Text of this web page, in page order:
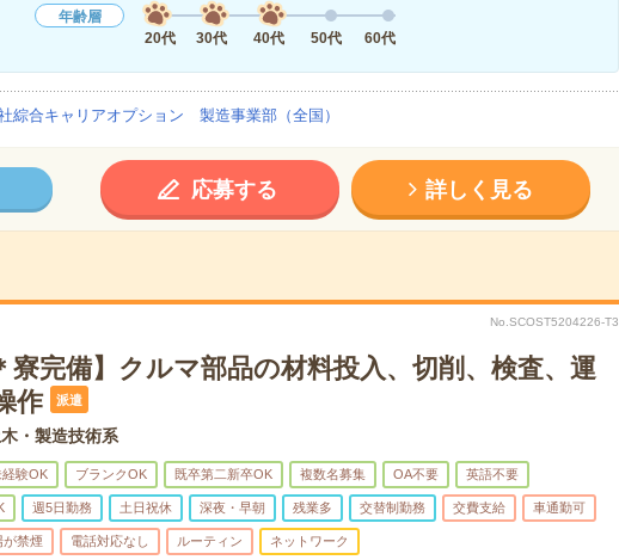
年齢層
20代
30代 40代 50代 60代
綜合キャリアオプション 製造事業部（全国）
応募する 詳しく見る
No.SCOST5204226-T3
寮完備】クルマ部品の材料投入、切削、検査、運
作
派遣
・製造技術系
験OK ブランクOK 既卒第二新卒OK 複数名募集 OA不要 英語不要
週5日勤務 土日祝休 深夜・早朝 残業多 交替制勤務 交費支給 車通勤可
が禁煙 電話対応なし ルーティン ネットワーク